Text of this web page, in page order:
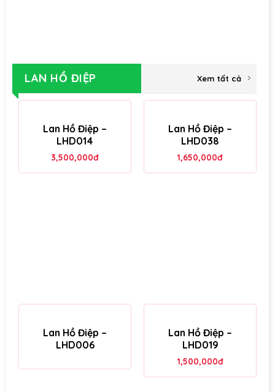
LAN HỒ ĐIỆP Xem tất cả
Lan Hồ Điệp –
LHD014
3,500,000đ
Lan Hồ Điệp –
LHD038
1,650,000đ
Lan Hồ Điệp –
LHD006
Lan Hồ Điệp –
LHD019
1,500,000đ